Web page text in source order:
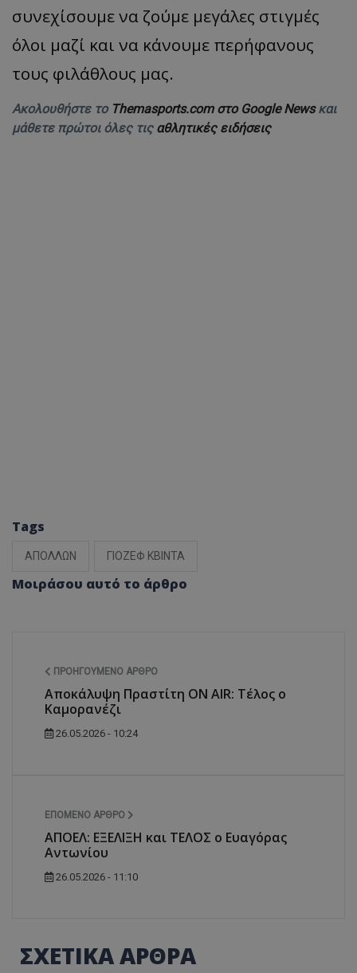
συνεχίσουμε να ζούμε μεγάλες στιγμές
όλοι μαζί και να κάνουμε περήφανους
τους φιλάθλους μας.
Ακολουθήστε το Themasports.com στο Google Newsκαι
μάθετε πρώτοι όλες τις αθλητικές ειδήσεις
Tags
ΑΠΟΛΛΩΝ ΓΙΟΖΕΦ ΚΒΙΝΤΑ
Μοιράσου αυτό το άρθρο
ΠΡΟΗΓΟΎΜΕΝΟ ΆΡΘΡΟ
Αποκάλυψη Πραστίτη ON AIR: Τέλος ο
Καμορανέζι
26.05.2026 - 10:24
ΕΠΌΜΕΝΟ ΆΡΘΡΟ
AΠΟΕΛ: ΕΞΕΛΙΞΗ και ΤΕΛΟΣ ο Ευαγόρας
Αντωνίου
26.05.2026 - 11:10
ΣΧΕΤΙΚΑ ΑΡΘΡΑ